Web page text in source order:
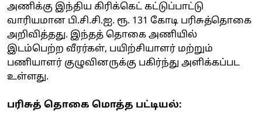
அணிக்கு இந்திய கிரிக்கெட் கட்டுப்பாட்டு
வாரியமான பி.சி.சி.ஐ. ரூ. 131 கோடி பரிசுத்தொகை
அறிவித்தது. இந்தத் தொகை அணியில்
இடம்பெற்ற வீரர்கள், பயிற்சியாளர் மற்றும்
பணியாளர் குழுவினருக்கு பகிர்ந்து அளிக்கப்பட
உள்ளது.
பரிசுத் தொகை மொத்த பட்டியல்: